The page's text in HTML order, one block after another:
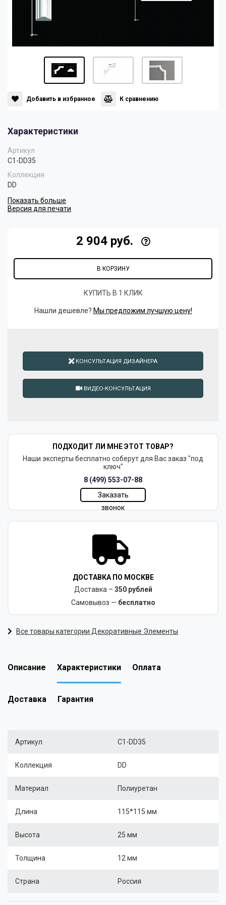
Плинтусы
Султан
Добавить в избранное К сравнению
Характеристики
Артикул
C1-DD35
Коллекция
DD
Показать больше
Версия для печати
2 904 руб.
В КОРЗИНУ
КУПИТЬ В 1 КЛИК
Нашли дешевле? Мы предложим лучшую цену!
КОНСУЛЬТАЦИЯ ДИЗАЙНЕРА
ВИДЕО-КОНСУЛЬТАЦИЯ
ПОДХОДИТ ЛИ МНЕ ЭТОТ ТОВАР?
Наши эксперты бесплатно соберут для Вас заказ "под
ключ"
8 (499) 553-07-88
Заказать
звонок
ДОСТАВКА ПО МОСКВЕ
Доставка – 350 рублей
Самовывоз — бесплатно
Все товары категории Декоративные Элементы
Описание Характеристики Оплата
Доставка Гарантия
Артикул C1-DD35
Коллекция DD
Материал Полиуретан
Длина 115*115 мм
Высота 25 мм
Толщина 12 мм
Страна Россия